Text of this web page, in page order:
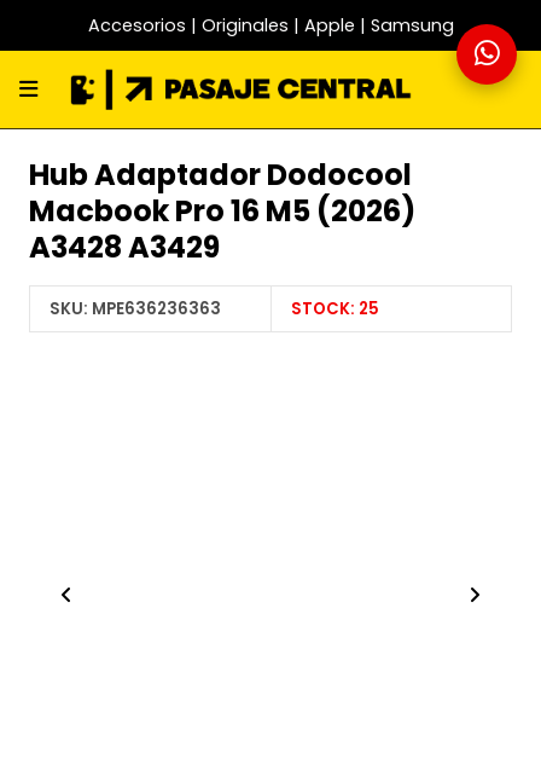
Accesorios | Originales | Apple | Samsung
Hub Adaptador Dodocool
Macbook Pro 16 M5 (2026)
A3428 A3429
SKU: MPE636236363 STOCK: 25